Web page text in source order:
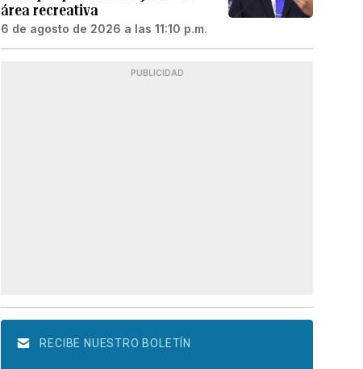
área recreativa
6 de agosto de 2026 a las 11:10 p.m.
PUBLICIDAD
RECIBE NUESTRO BOLETÍN